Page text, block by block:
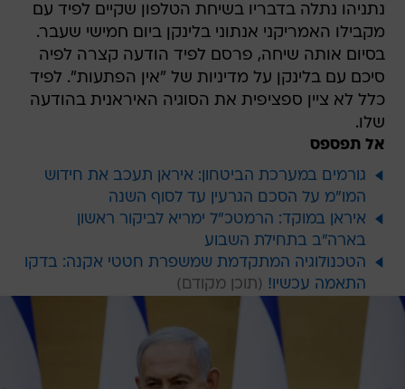
נתניהו נתלה בדבריו בשיחת הטלפון שקיים לפיד עם
מקבילו האמריקני אנתוני בלינקן ביום חמישי שעבר.
בסיום אותה שיחה, פרסם לפיד הודעה קצרה לפיה
סיכם עם בלינקן על מדיניות של "אין הפתעות". לפיד
כלל לא ציין ספציפית את הסוגיה האיראנית בהודעה
שלו.
אל תפספס
גורמים במערכת הביטחון: איראן תעכב את חידוש
המו"מ על הסכם הגרעין עד לסוף השנה
איראן במוקד: הרמטכ"ל ימריא לביקור ראשון
בארה"ב בתחילת השבוע
הטכנולוגיה המתקדמת שמשפרת חטטי אקנה: בדקו
התאמה עכשיו!